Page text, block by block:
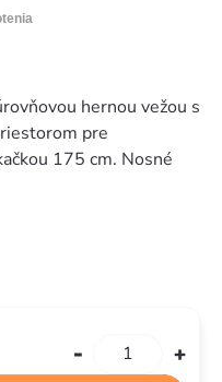
hernou vežou s
pre
175 cm. Nosné